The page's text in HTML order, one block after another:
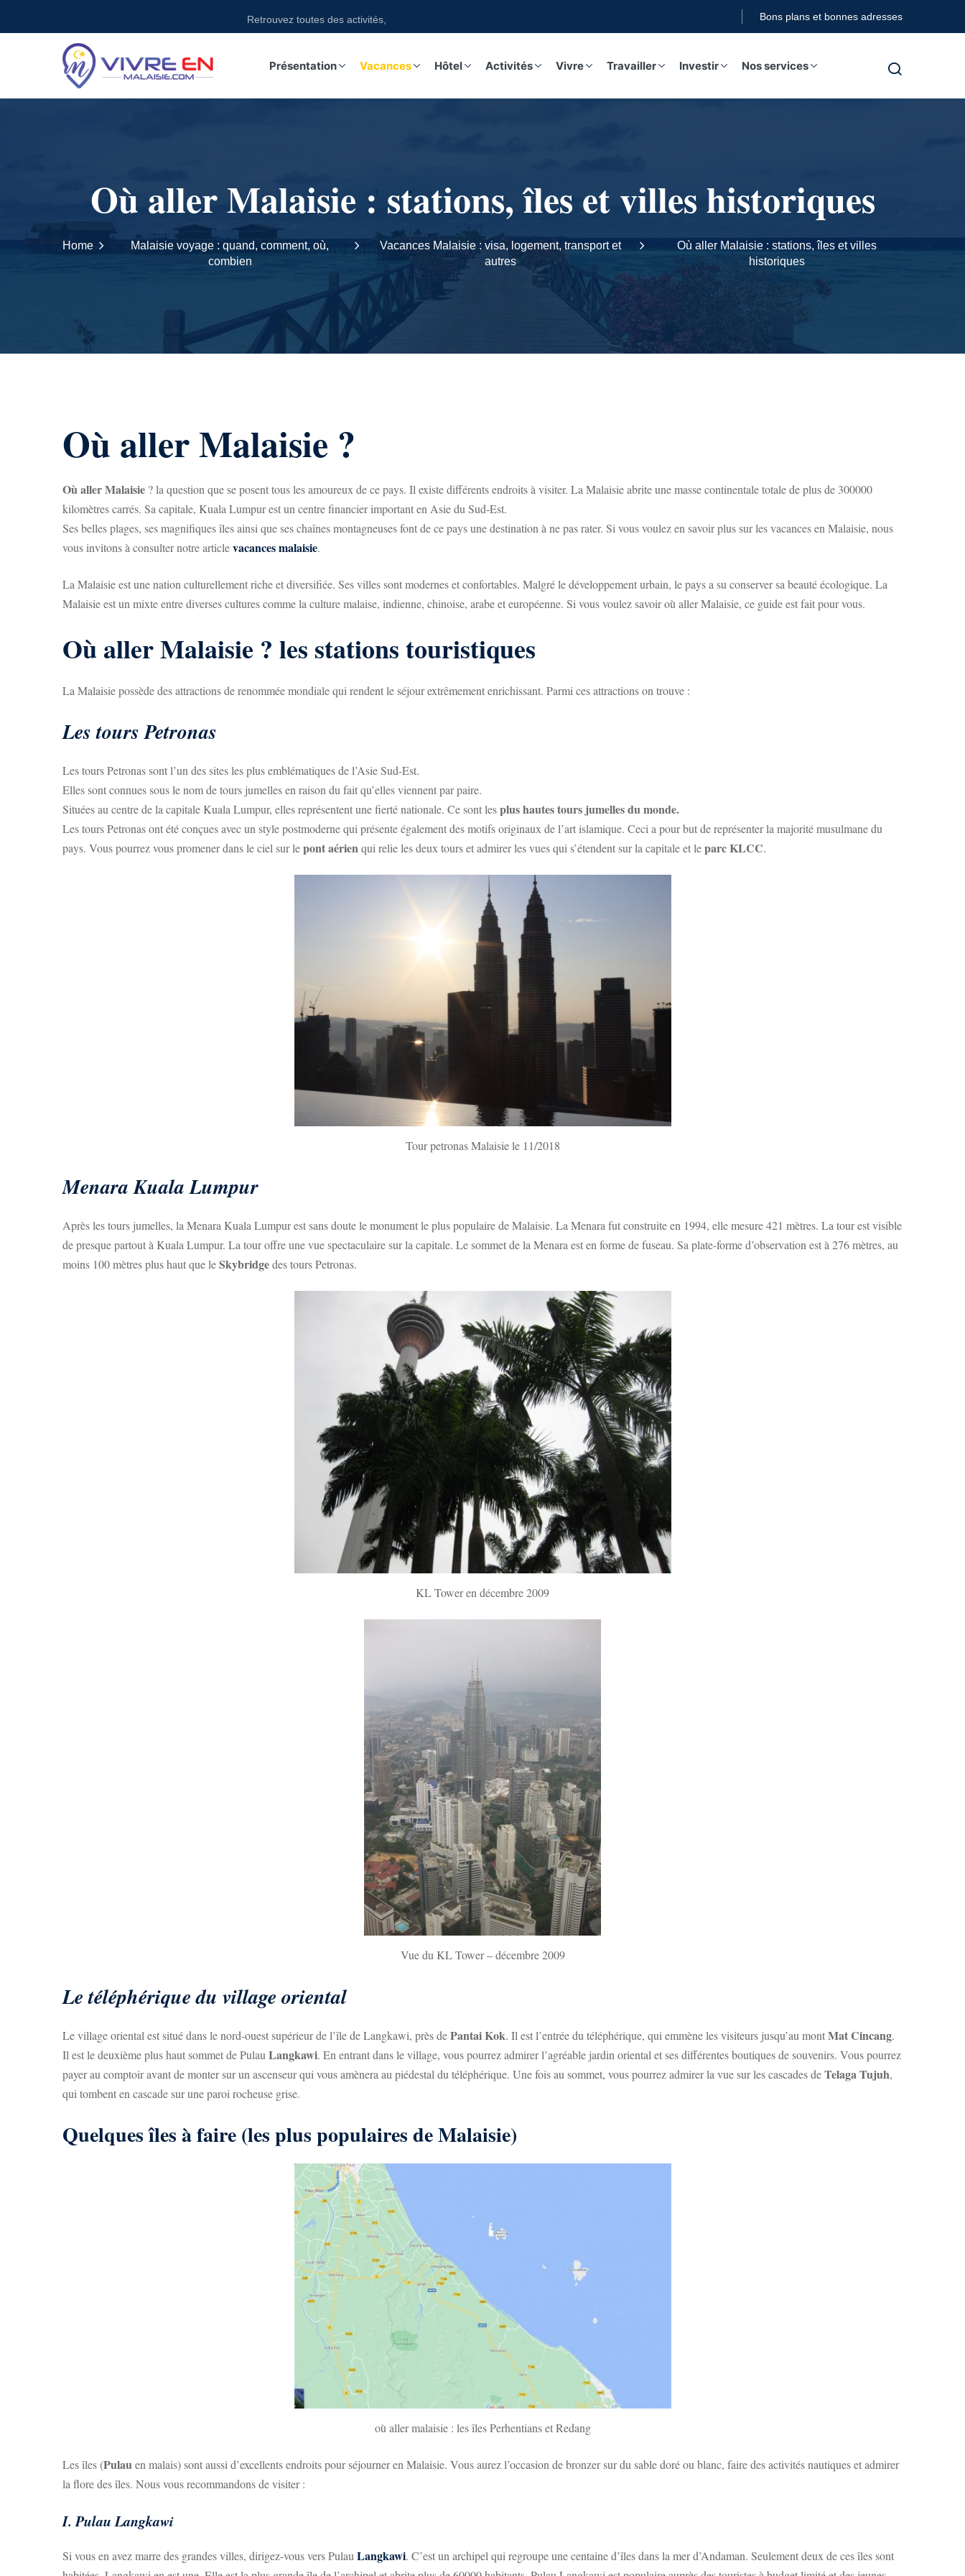
Retrouvez toutes des activités, guides, excursions sur notre boutique Bons plans et bonnes adresses
Présentation Vacances Hôtel Activités Vivre Travailler Investir Nos services
Où aller Malaisie : stations, îles et villes historiques
Home
Malaisie voyage : quand, comment, où,
combien
Vacances Malaisie : visa, logement, transport et
autres
Où aller Malaisie : stations, îles et villes
historiques
Où aller Malaisie ?
Où aller Malaisie ? la question que se posent tous les amoureux de ce pays. Il existe différents endroitsà visiter. La Malaisie abrite une masse continentale totale de plus de 300000
kilomètres carrés. Sa capitale, Kuala Lumpur est un centre financier important en Asie du Sud-Est.
Ses belles plages, ses magnifiques îles ainsi que ses chaînes montagneuses font de ce pays une destination à ne pas rater. Si vous voulez en savoir plus sur les vacances en Malaisie, nous
vous invitons à consulter notre articlevacances malaisie.
La Malaisie est une nation culturellement riche et diversifiée. Ses villes sont modernes et confortables. Malgré le développement urbain, le pays a su conserver sa beauté écologique. La
Malaisie est un mixte entre diverses cultures comme la culture malaise, indienne, chinoise, arabe et européenne. Si vous voulez savoir où aller Malaisie, ce guide est fait pour vous.
Où aller Malaisie ? les stations touristiques
La Malaisie possède des attractions de renommée mondiale qui rendent le séjour extrêmement enrichissant. Parmi ces attractions on trouve :
Les tours Petronas
Les tours Petronas sont l’un des sites les plus emblématiques de l’Asie Sud-Est.
Elles sont connues sous le nom de tours jumelles en raison du fait qu’elles viennent par paire.
Situées au centre de la capitale Kuala Lumpur, elles représentent une fierté nationale. Ce sont lesplus hautes tours jumelles du monde.
Les tours Petronas ont été conçues avec un style postmoderne qui présente également des motifs originaux de l’art islamique. Ceci a pour but de représenter la majorité musulmane du
pays. Vous pourrez vous promener dans le ciel sur lepont aérienqui relie les deux tours et admirer les vues qui s’étendent sur la capitale et leparc KLCC.
Tour petronas Malaisie le 11/2018
Menara Kuala Lumpur
Après les tours jumelles, la Menara Kuala Lumpur est sans doute le monument le plus populaire de Malaisie. La Menara fut construite en 1994, elle mesure 421 mètres. La tour est visible
de presque partout à Kuala Lumpur. La tour offre une vue spectaculaire sur la capitale. Le sommet de la Menara est en forme de fuseau. Sa plate-forme d’observation est à 276 mètres, au
moins 100 mètres plus haut que leSkybridgedes tours Petronas.
KL Tower en décembre 2009
Vue du KL Tower – décembre 2009
Le téléphérique du village oriental
Le village oriental est situé dans le nord-ouest supérieur de l’île de Langkawi, près dePantai Kok. Il est l’entrée du téléphérique, qui emmène les visiteurs jusqu’au montMat Cincang.
Il est le deuxième plus haut sommet de PulauLangkawi. En entrant dans le village, vous pourrez admirer l’agréable jardin oriental et ses différentes boutiques de souvenirs. Vous pourrez
payer au comptoir avant de monter sur un ascenseur qui vous amènera au piédestal du téléphérique. Une fois au sommet, vous pourrez admirer la vue sur les cascades deTelaga Tujuh,
qui tombent en cascade sur une paroi rocheuse grise.
Quelques îles à faire (les plus populaires de Malaisie)
où aller malaisie : les îles Perhentians et Redang
Les îles (Pulauen malais) sont aussi d’excellents endroits pour séjourner en Malaisie. Vous aurez l’occasion de bronzer sur du sable doré ou blanc, faire des activités nautiques et admirer
la flore des îles. Nous vous recommandons de visiter :
I. PulauLangkawi
Si vous en avez marre des grandes villes, dirigez-vous vers Pulau Langkawi. C’est un archipel qui regroupe une centaine d’îles dans la mer d’Andaman. Seulement deux de ces îles sont